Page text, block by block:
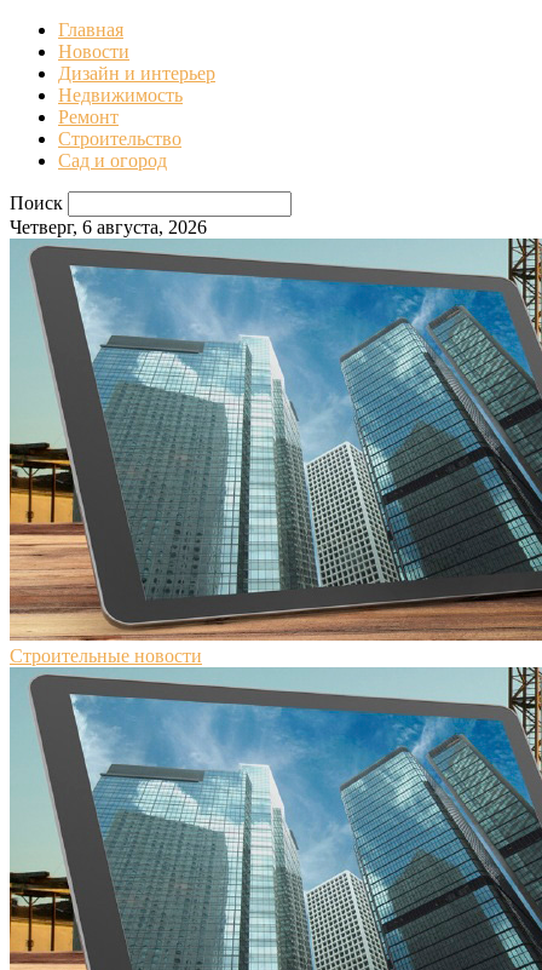
Главная
Новости
Дизайн и интерьер
Недвижимость
Ремонт
Строительство
Сад и огород
Поиск
Четверг, 6 августа, 2026
Строительные новости